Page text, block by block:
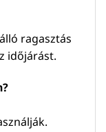
ragasztás
időjárást.